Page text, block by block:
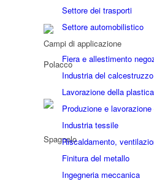
Settore dei trasporti
Settore automobilistico
Campi di applicazione
Fiera e allestimento
Industria del calcestruzzo
Lavorazione della plastica
Produzione e lavorazione
Industria tessile
Riscaldamento,
Finitura del metallo
Ingegneria meccanica